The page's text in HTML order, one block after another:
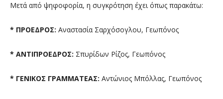
Μετά από ψηφοφορία, η συγκρότηση έχει όπως παρακάτω:
* ΠΡΟΕΔΡΟΣ: Αναστασία Σαρχόσογλου, Γεωπόνος
* ΑΝΤΙΠΡΟΕΔΡΟΣ: Σπυρίδων Ρίζος, Γεωπόνος
* ΓΕΝΙΚΟΣ ΓΡΑΜΜΑΤΕΑΣ: Αντώνιος Μπόλλας, Γεωπόνος